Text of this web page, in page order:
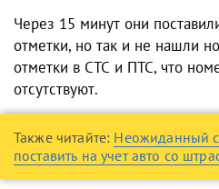
Через 15 минут они
отметки, но так и не нашли
отметки в СТС и ПТС, что
отсутствуют.
Также читайте: Неожиданный
поставить на учет авто со